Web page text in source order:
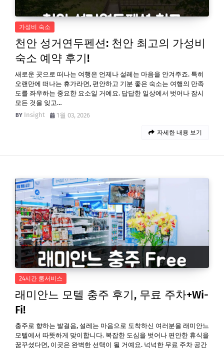
가성비 숙소
천안 성거연두펜션: 천안 최고의 가성비
숙소 예약 후기!
새로운 곳으로 떠나는 여행은 언제나 설레는 마음을 안겨주죠. 특히
오랜만에 떠나는 휴가라면, 편안하고 기분 좋은 숙소는 여행의 만족
도를 좌우하는 중요한 요소일 거예요. 답답한 일상에서 벗어나 잠시
모든 것을 잊고…
Insight
1월 03, 2026
자세한 내용 보기
24시간 룸서비스
래미안느 모텔 충주 후기, 무료 주차+Wi-
Fi!
충주로 향하는 발걸음, 설레는 마음으로 도착하신 여러분을 래미안느
모텔에서 따뜻하게 맞이합니다. 복잡한 도심을 벗어나 편안한 휴식을
꿈꾸셨다면, 이곳은 완벽한 선택이 될 거예요. 넉넉한 무료 주차 공간